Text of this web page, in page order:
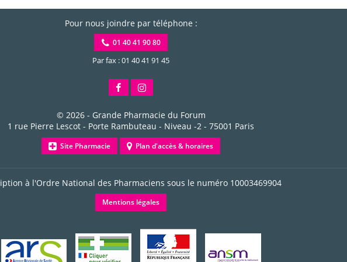
Pour nous joindre par téléphone :
01 40 41 90 80
Par fax : 01 40 41 91 45
© 2026 - Grande Pharmacie du Forum
1 rue Pierre Lescot - Porte Rambuteau - Niveau -2 - 75001 Paris
Site Pharmacie Plan d'accès & horaires
à l'Ordre National des Pharmaciens sous le numéro 10003469904
Mentions légales